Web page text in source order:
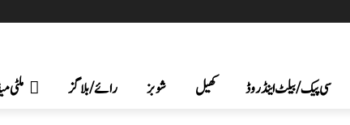
سی پیک /بیلٹ اینڈ روڈ کھیل شوبز رائے/بلاگز ملٹی